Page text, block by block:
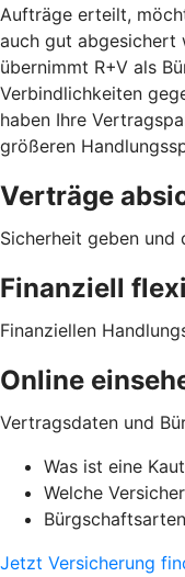
Aufträge erteilt,
auch gut abgesichert
übernimmt R+V als
Verbindlichkeiten
haben Ihre
größeren
Verträge
Sicherheit geben und
Finanziell
Finanziellen
Online
Vertragsdaten und
Was ist eine
Welche
Bürgschaftsarten
Jetzt Versicherung